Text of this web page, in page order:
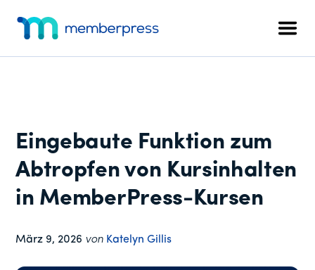
Hauptinhalt
springen
primären
Seitenleiste
springen
Fußzeile
springen
Menü
Mitgliedschafts-
Plugin
Eingebaute Funktion zum
Abtropfen von Kursinhalten
in MemberPress-Kursen
März 9, 2026 von Katelyn Gillis